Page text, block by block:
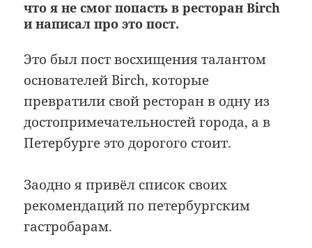
что я не смог попасть в ресторан Birch
и написал про это пост.
Это был пост восхищения талантом
основателей Birch, которые
превратили свой ресторан в одну из
достопримечательностей города, а в
Петербурге это дорогого стоит.
Заодно я привёл список своих
рекомендаций по петербургским
гастробарам.